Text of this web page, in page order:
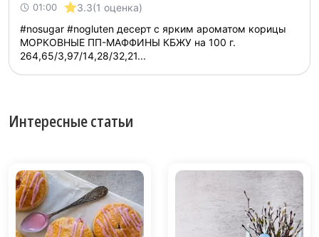
01:00 3.3(1 оценка)
#nosugar #nogluten десерт с ярким ароматом корицы
МОРКОВНЫЕ ПП-МАФФИНЫ КБЖУ на 100 г.
264,65/3,97/14,28/32,21...
Интересные статьи